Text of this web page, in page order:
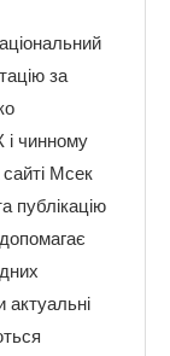
за
і чинному
сайті Мсек
публікацію